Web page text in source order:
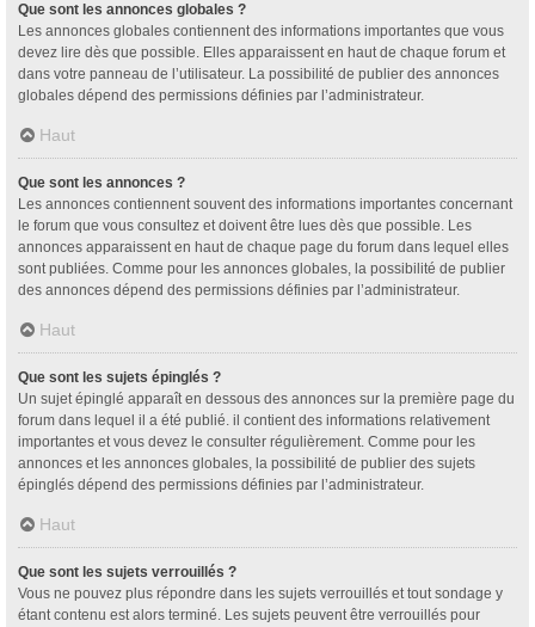
Que sont les annonces globales ?
Les annonces globales contiennent des informations importantes que vous
devez lire dès que possible. Elles apparaissent en haut de chaque forum et
dans votre panneau de l’utilisateur. La possibilité de publier des annonces
globales dépend des permissions définies par l’administrateur.
Haut
Que sont les annonces ?
Les annonces contiennent souvent des informations importantes concernant
le forum que vous consultez et doivent être lues dès que possible. Les
annonces apparaissent en haut de chaque page du forum dans lequel elles
sont publiées. Comme pour les annonces globales, la possibilité de publier
des annonces dépend des permissions définies par l’administrateur.
Haut
Que sont les sujets épinglés ?
Un sujet épinglé apparaît en dessous des annonces sur la première page du
forum dans lequel il a été publié. il contient des informations relativement
importantes et vous devez le consulter régulièrement. Comme pour les
annonces et les annonces globales, la possibilité de publier des sujets
épinglés dépend des permissions définies par l’administrateur.
Haut
Que sont les sujets verrouillés ?
Vous ne pouvez plus répondre dans les sujets verrouillés et tout sondage y
étant contenu est alors terminé. Les sujets peuvent être verrouillés pour